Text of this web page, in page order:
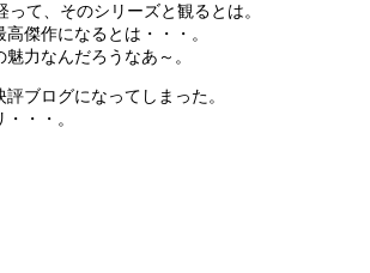
て、そのシリーズと観るとは。
傑作になるとは・・・。
力なんだろうなあ～。
ブログになってしまった。
・・。